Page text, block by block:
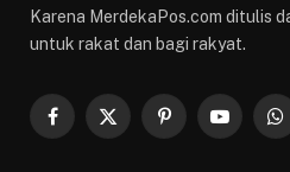
Karena MerdekaPos.com ditulis
untuk rakat dan bagi rakyat.
Facebook
X
PinterestYouTube